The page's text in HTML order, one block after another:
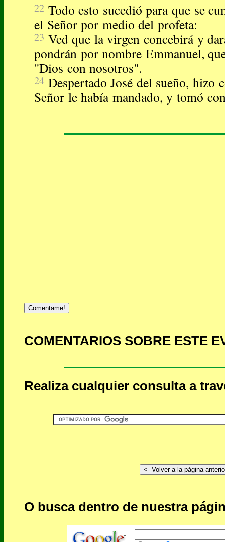
22 Todo esto sucedió para que se
el Señor por medio del profeta:
23 Ved que la virgen concebirá y
pondrán por nombre Emmanuel,
"Dios con nosotros".
24 Despertado José del sueño, hizo
Señor le había mandado, y tomó
Comentame!
COMENTARIOS SOBRE ESTE
Realiza cualquier consulta a
O busca dentro de nuestra